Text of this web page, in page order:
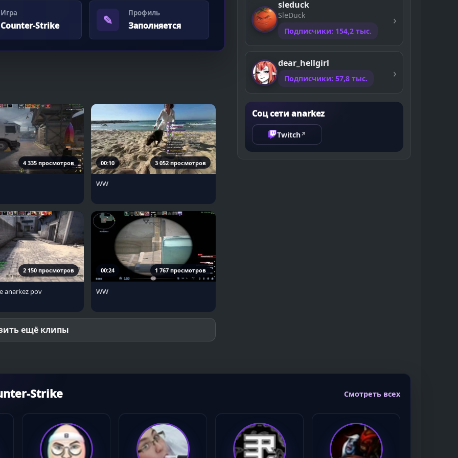
Игра
Counter-Strike ✎ Профиль
Заполняется
4 335 просмотров 00:10 3 052 просмотров
WW
2 150 просмотров
anarkez pov
00:24 1 767 просмотров
WW
ещё клипы
sleduck
SleDuck
Подписчики: 154,2 тыс.
dear_hellgirl
Подписчики: 57,8 тыс.
Соц сети anarkez
Twitch↗
Strike Смотреть всех